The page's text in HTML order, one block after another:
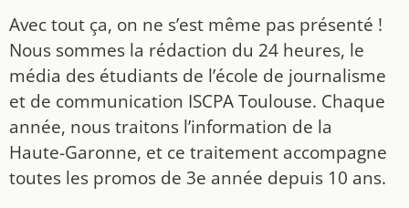
Avec tout ça, on ne s’est même pas présenté !
Nous sommes la rédaction du 24 heures, le
média des étudiants de l’école de journalisme
et de communication ISCPA Toulouse. Chaque
année, nous traitons l’information de la
Haute-Garonne, et ce traitement accompagne
toutes les promos de 3e année depuis 10 ans.